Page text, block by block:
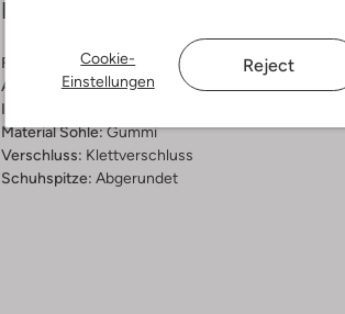
Cookie-
Einstellungen
Reject
Passform
Farbe :
Rosa
Außenmaterial:Gummi
Innenmaterial:
Material Sohle:Gummi
Verschluss: Klettverschluss
Schuhspitze: Abgerundet